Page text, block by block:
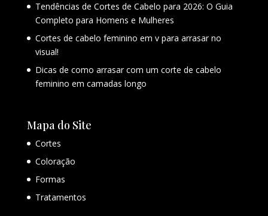
Tendências de Cortes de Cabelo para 2026: O Guia
Completo para Homens e Mulheres
Cortes de cabelo feminino em v para arrasar no
visual!
Dicas de como arrasar com um corte de cabelo
feminino em camadas longo
Mapa do Site
Cortes
Coloração
Formas
Tratamentos